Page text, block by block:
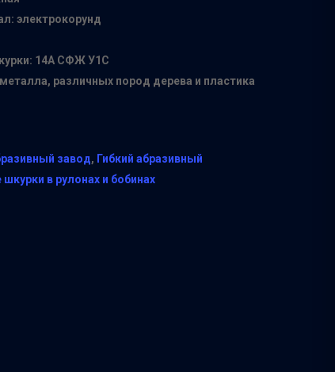
электрокорунд
14А СФЖ У1С
различных пород дерева и пластика
завод, Гибкий абразивный
в рулонах и бобинах